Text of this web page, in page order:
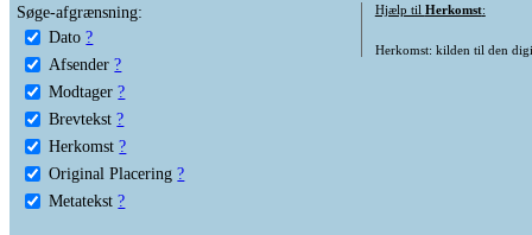
Søge-afgrænsning:
Dato ?
Afsender ?
Modtager ?
Brevtekst ?
Herkomst ?
Original Placering ?
Metatekst ?
Hjælp til Herkomst:
Herkomst: kilden til den